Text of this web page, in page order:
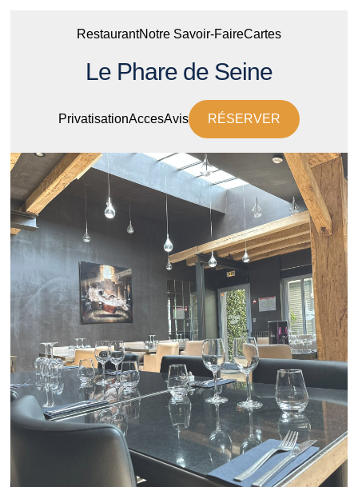
RestaurantNotre Savoir-FaireCartes
Le Phare de Seine
PrivatisationAccesAvis RÉSERVER